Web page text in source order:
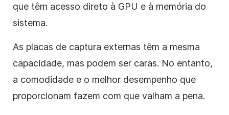
que têm acesso direto à GPU e à memória do
sistema.
As placas de captura externas têm a mesma
capacidade, mas podem ser caras. No entanto,
a comodidade e o melhor desempenho que
proporcionam fazem com que valham a pena.